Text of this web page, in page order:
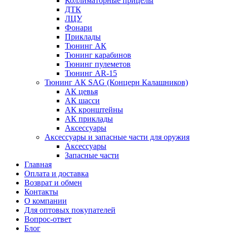
ДТК
ЛЦУ
Фонари
Приклады
Тюнинг АК
Тюнинг карабинов
Тюнинг пулеметов
Тюнинг AR-15
Тюнинг АК SAG (Концерн Калашников)
АК цевья
АК шасси
АК кронштейны
АК приклады
Аксессуары
Аксессуары и запасные части для оружия
Аксессуары
Запасные части
Главная
Оплата и доставка
Возврат и обмен
Контакты
О компании
Для оптовых покупателей
Вопрос-ответ
Блог